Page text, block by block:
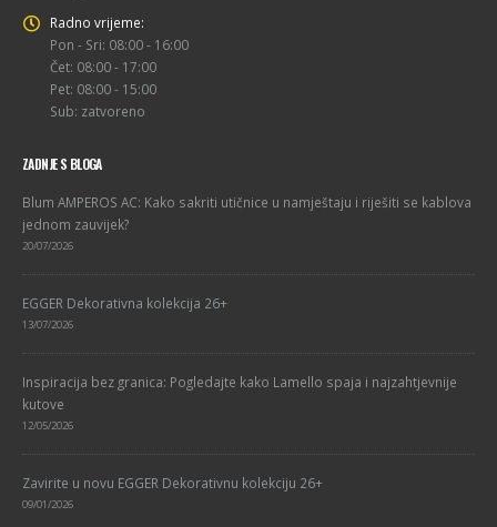
Radno vrijeme:
Pon - Sri: 08:00 - 16:00
Čet: 08:00 - 17:00
Pet: 08:00 - 15:00
Sub: zatvoreno
ZADNJE S BLOGA
Blum AMPEROS AC: Kako sakriti utičnice u namještaju i riješiti se kablova
jednom zauvijek?
20/07/2026
EGGER Dekorativna kolekcija 26+
13/07/2026
Inspiracija bez granica: Pogledajte kako Lamello spaja i najzahtjevnije
kutove
12/05/2026
Zavirite u novu EGGER Dekorativnu kolekciju 26+
09/01/2026